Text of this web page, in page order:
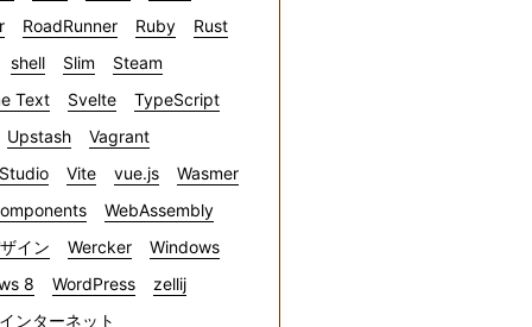
RoadRunner Ruby
Rust
shell
Slim
Steam
Text
Svelte
TypeScript
Upstash
Vagrant
Vite vue.js
Wasmer
WebAssembly
イン
Wercker
Windows
8
WordPress
zellij
ンターネット